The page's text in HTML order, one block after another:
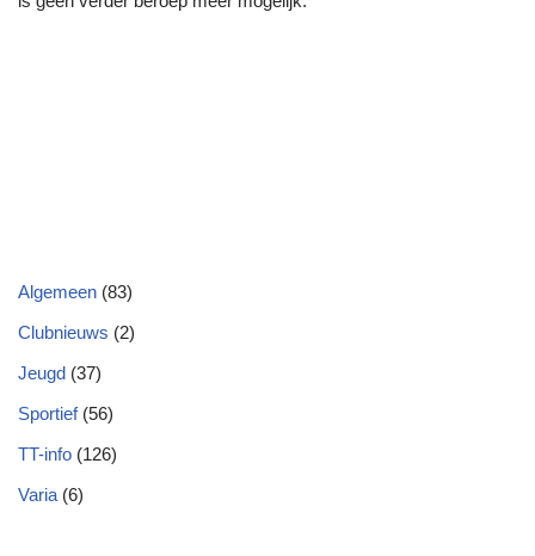
Algemeen (83)
Clubnieuws (2)
Jeugd (37)
Sportief(56)
TT-info (126)
Varia (6)